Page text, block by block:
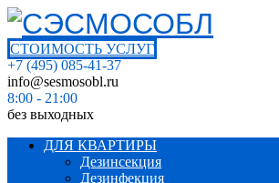
СТОИМОСТЬ УСЛУГ
+7 (495) 085-41-37
info@sesmosobl.ru
8:00 - 21:00
без выходных
ДЛЯ КВАРТИРЫ
Дезинсекция
Дезинфекция